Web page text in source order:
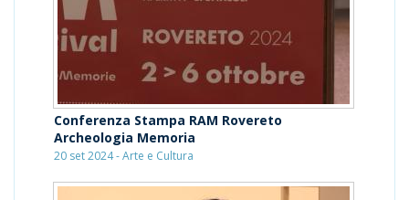
Conferenza Stampa RAM Rovereto
Archeologia Memoria
20 set 2024 - Arte e Cultura